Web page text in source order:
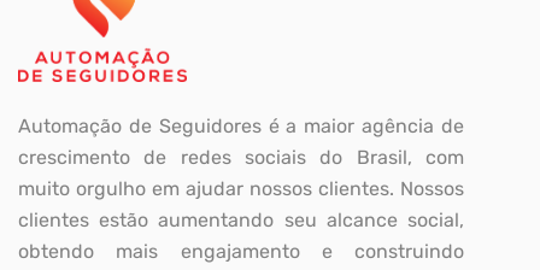
Automação de Seguidores é a maior agência de
crescimento de redes sociais do Brasil, com
muito orgulho em ajudar nossos clientes. Nossos
clientes estão aumentando seu alcance social,
obtendo mais engajamento e construindo